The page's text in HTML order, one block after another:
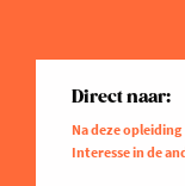
Direct naar:
Na deze opleiding
Interesse in de